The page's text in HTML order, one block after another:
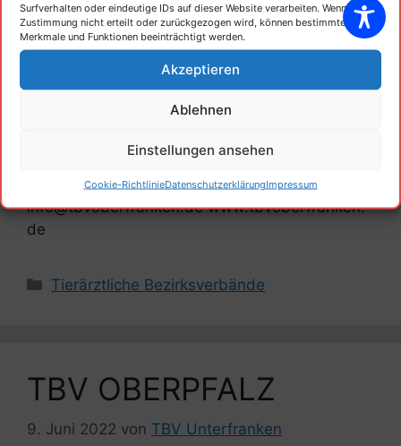
Surfverhalten oder eindeutige IDs auf dieser Website verarbeiten. Wenn die
Zustimmung nicht erteilt oder zurückgezogen wird, können bestimmte
Merkmale und Funktionen beeinträchtigt werden.
Akzeptieren
Ablehnen
Einstellungen ansehen
Cookie-RichtlinieDatenschutzerklärungImpressum
TBV OBERFRANKEN
TBV Unterfranken
Tierärztlicher Bezirksverband
OberfrankenVorsitzende: Andrea Thomas
Sonnenleite 2796486 Lautertal Telefon 0151
12482295 E-Mail:
info@tbvoberfranken.de www.tbvoberfranken.
de
Kategorien
Tierärztliche Bezirksverbände
TBV OBERPFALZ
9. Juni 2022 von TBV Unterfranken